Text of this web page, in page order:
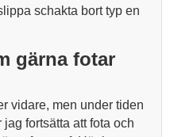
schakta bort typ en
gärna fotar
vidare, men under tiden
fortsätta att fota och